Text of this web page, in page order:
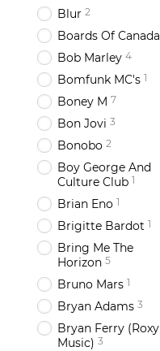
Blur 2
Boards Of Canada
Bob Marley 4
Bomfunk MC's 1
Boney M 7
Bon Jovi 3
Bonobo 2
Boy George And
Culture Club 1
Brian Eno 1
Brigitte Bardot 1
Bring Me The
Horizon 5
Bruno Mars 1
Bryan Adams 3
Bryan Ferry (Roxy
Music) 3